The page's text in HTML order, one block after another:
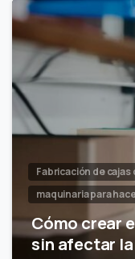
Fabricación de cajas
maquinaria para
Cómo crear
sin afectar